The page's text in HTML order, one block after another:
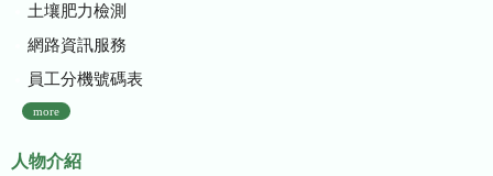
土壤肥力檢測
網路資訊服務
員工分機號碼表
more
人物介紹